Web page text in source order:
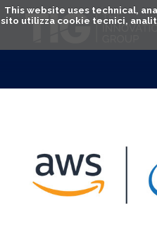
This website uses technical,
sito utilizza cookie tecnici,